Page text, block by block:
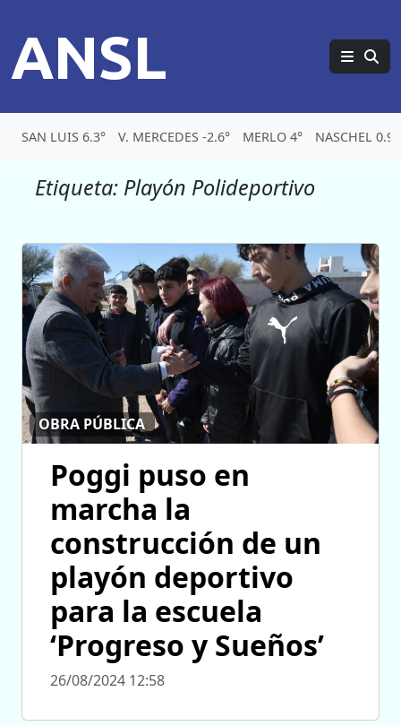
ANSL
SAN LUIS 6.3° V. MERCEDES -2.6° MERLO 4° NASCHEL 0.9°
Etiqueta: Playón Polideportivo
OBRA PÚBLICA
Poggi puso en
marcha la
construcción de un
playón deportivo
para la escuela
‘Progreso y Sueños’
26/08/2024 12:58